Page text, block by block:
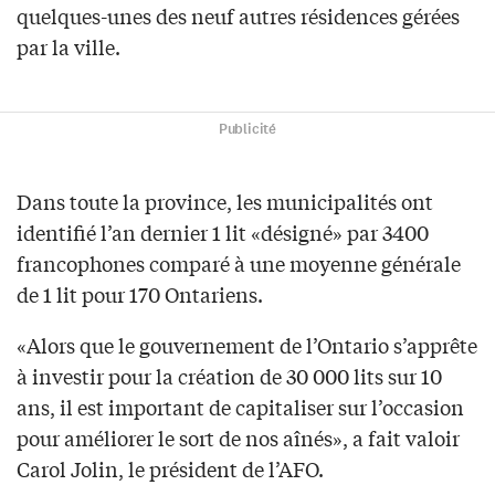
quelques-unes des neuf autres résidences gérées
par la ville.
Publicité
Dans toute la province, les municipalités ont
identifié l’an dernier 1 lit «désigné» par 3400
francophones comparé à une moyenne générale
de 1 lit pour 170 Ontariens.
«Alors que le gouvernement de l’Ontario s’apprête
à investir pour la création de 30 000 lits sur 10
ans, il est important de capitaliser sur l’occasion
pour améliorer le sort de nos aînés», a fait valoir
Carol Jolin, le président de l’AFO.